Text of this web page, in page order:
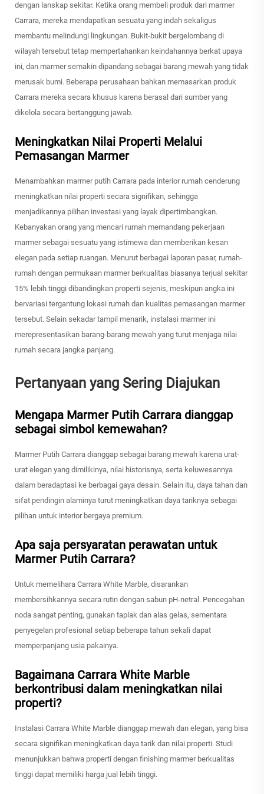
dengan lanskap sekitar. Ketika orang membeli produk dari marmer
Carrara, mereka mendapatkan sesuatu yang indah sekaligus
membantu melindungi lingkungan. Bukit-bukit bergelombang di
wilayah tersebut tetap mempertahankan keindahannya berkat upaya
ini, dan marmer semakin dipandang sebagai barang mewah yang tidak
merusak bumi. Beberapa perusahaan bahkan memasarkan produk
Carrara mereka secara khusus karena berasal dari sumber yang
dikelola secara bertanggung jawab.
Meningkatkan Nilai Properti Melalui
Pemasangan Marmer
Menambahkan marmer putih Carrara pada interior rumah cenderung
meningkatkan nilai properti secara signifikan, sehingga
menjadikannya pilihan investasi yang layak dipertimbangkan.
Kebanyakan orang yang mencari rumah memandang pekerjaan
marmer sebagai sesuatu yang istimewa dan memberikan kesan
elegan pada setiap ruangan. Menurut berbagai laporan pasar, rumah-
rumah dengan permukaan marmer berkualitas biasanya terjual sekitar
15% lebih tinggi dibandingkan properti sejenis, meskipun angka ini
bervariasi tergantung lokasi rumah dan kualitas pemasangan marmer
tersebut. Selain sekadar tampil menarik, instalasi marmer ini
merepresentasikan barang-barang mewah yang turut menjaga nilai
rumah secara jangka panjang.
Pertanyaan yang Sering Diajukan
Mengapa Marmer Putih Carrara dianggap
sebagai simbol kemewahan?
Marmer Putih Carrara dianggap sebagai barang mewah karena urat-
urat elegan yang dimilikinya, nilai historisnya, serta keluwesannya
dalam beradaptasi ke berbagai gaya desain. Selain itu, daya tahan dan
sifat pendingin alaminya turut meningkatkan daya tariknya sebagai
pilihan untuk interior bergaya premium.
Apa saja persyaratan perawatan untuk
Marmer Putih Carrara?
Untuk memelihara Carrara White Marble, disarankan
membersihkannya secara rutin dengan sabun pH-netral. Pencegahan
noda sangat penting, gunakan taplak dan alas gelas, sementara
penyegelan profesional setiap beberapa tahun sekali dapat
memperpanjang usia pakainya.
Bagaimana Carrara White Marble
berkontribusi dalam meningkatkan nilai
properti?
Instalasi Carrara White Marble dianggap mewah dan elegan, yang bisa
secara signifikan meningkatkan daya tarik dan nilai properti. Studi
menunjukkan bahwa properti dengan finishing marmer berkualitas
tinggi dapat memiliki harga jual lebih tinggi.